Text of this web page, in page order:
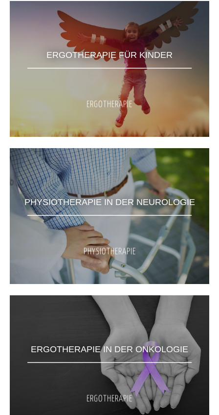
ERGOTHERAPIE FÜR KINDER
ERGOTHERAPIE
PHYSIOTHERAPIE IN DER NEUROLOGIE
PHYSIOTHERAPIE
ERGOTHERAPIE IN DER ONKOLOGIE
ERGOTHERAPIE